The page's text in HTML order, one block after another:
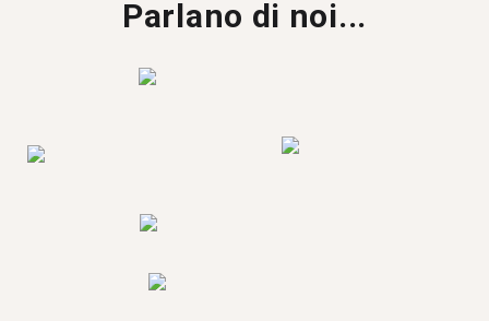
Parlano di noi...